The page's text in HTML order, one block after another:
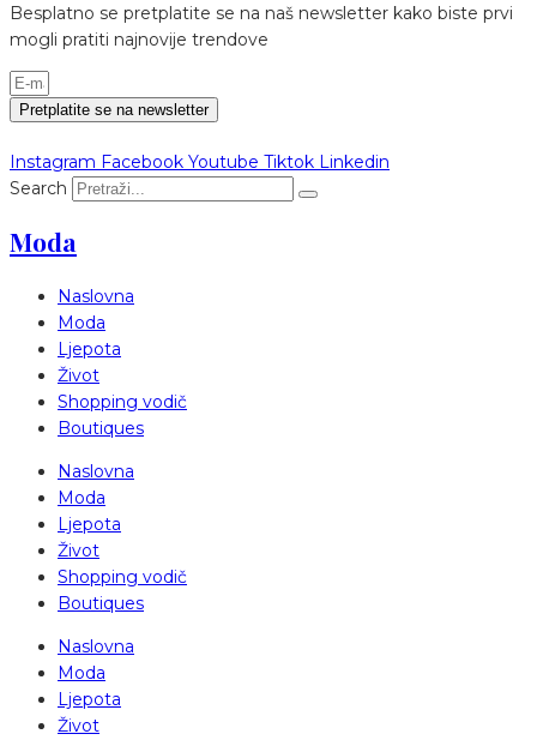
Besplatno se pretplatite se na naš newsletter kako biste prvi
mogli pratiti najnovije trendove
Pretplatite se na newsletter
Instagram Facebook Youtube Tiktok Linkedin
Search
Moda
Naslovna
Moda
Ljepota
Život
Shopping vodič
Boutiques
Naslovna
Moda
Ljepota
Život
Shopping vodič
Boutiques
Naslovna
Moda
Ljepota
Život